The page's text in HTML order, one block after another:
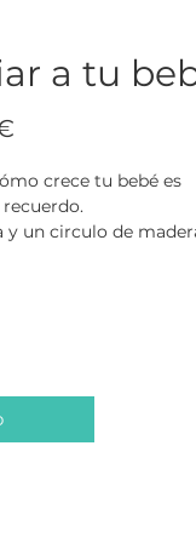
a tu
Precio
oferta
crece tu bebé es
y un circulo de